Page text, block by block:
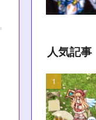
人気記事